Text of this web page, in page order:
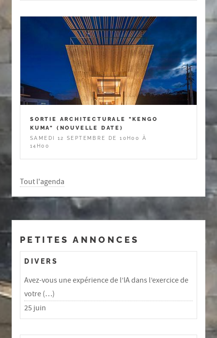
SORTIE ARCHITECTURALE "KENGO
KUMA" (NOUVELLE DATE)
SAMEDI 12 SEPTEMBRE DE 10H00 À
14H00
Tout l'agenda
PETITES ANNONCES
DIVERS
Avez-vous une expérience de l’IA dans l’exercice de
votre (…)
25 juin